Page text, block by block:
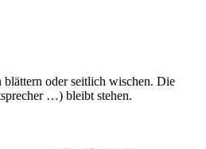
oder seitlich wischen. Die
…) bleibt stehen.